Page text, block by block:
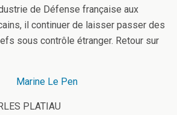
de Défense française aux
il continuer de laisser passer des
sous contrôle étranger. Retour sur
PLATIAU